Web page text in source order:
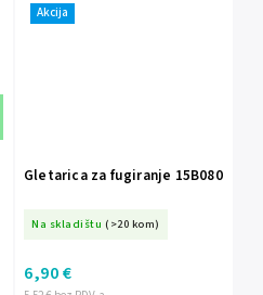
Akcija
Gletarica za fugiranje 15B080
Na skladištu (>20 kom)
6,90 €